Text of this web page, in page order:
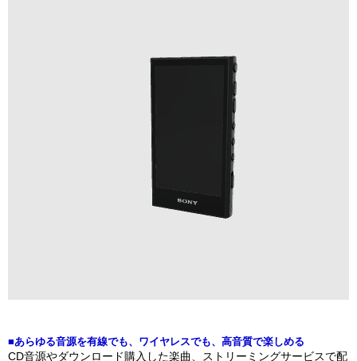
■あらゆる音源を有線でも、ワイヤレスでも、高音質で楽しめる
CD音源やダウンロード購入した楽曲、ストリーミングサービスで配